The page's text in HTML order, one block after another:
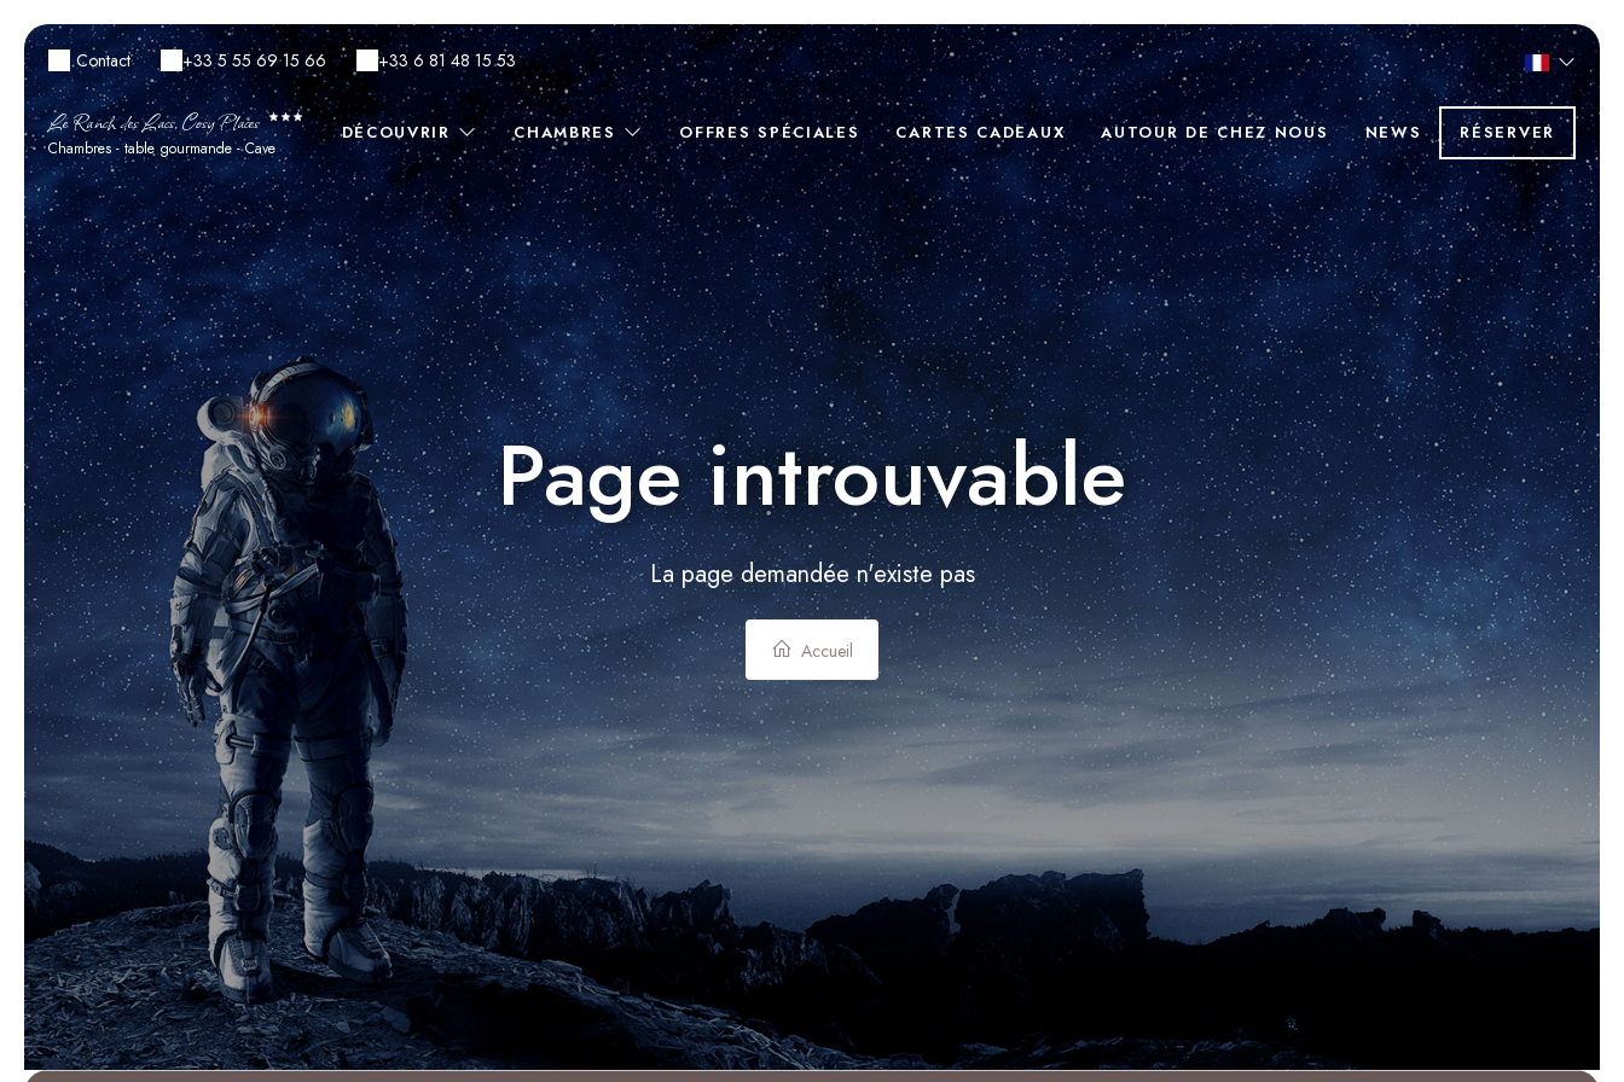
Contact +33 5 55 69 15 66 +33 6 81 48 15 53
Le Ranch des Lacs, Cosy Places
Chambres - table gourmande - Cave
DÉCOUVRIR CHAMBRES OFFRES SPÉCIALES CARTES CADEAUX AUTOUR DE CHEZ NOUS NEWS RÉSERVER
Page introuvable
La page demandée n'existe pas
Accueil